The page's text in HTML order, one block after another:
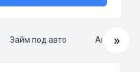
Займ под авто »